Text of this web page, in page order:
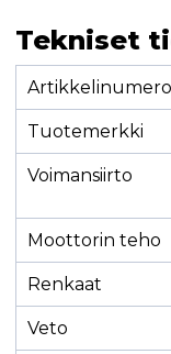
Tekniset
Artikkelinumero
Tuotemerkki
Voimansiirto
Moottorin teho
Renkaat
Veto